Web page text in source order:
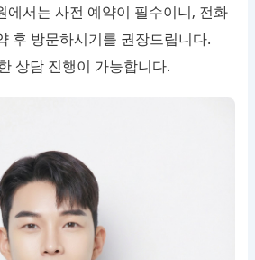
에서는 사전 예약이 필수이니, 전화
후 방문하시기를 권장드립니다.
상담 진행이 가능합니다.